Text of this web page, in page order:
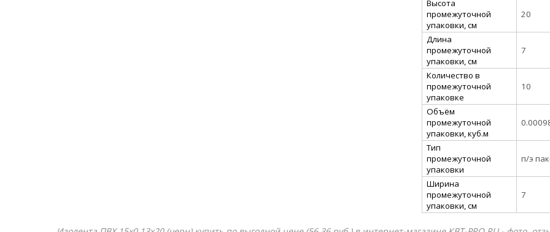
Высота
промежуточной
упаковки, см
20
Длина
промежуточной
упаковки, см
7
Количество в
промежуточной
упаковке
10
Объём
промежуточной
упаковки, куб.м
Тип
промежуточной
упаковки
п/э
Ширина
промежуточной
упаковки, см
7